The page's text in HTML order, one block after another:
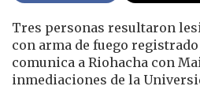
Tres personas resultaron
con arma de fuego
comunica a Riohacha con
inmediaciones de la